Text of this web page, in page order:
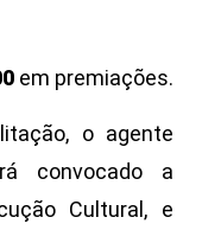
em premiações.
o agente
convocado a
Cultural, e